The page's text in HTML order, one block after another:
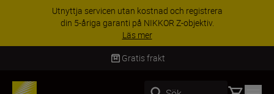
Utnyttja servicen utan kostnad och registrera
din 5-åriga garanti på NIKKOR Z-objektiv.
Gratis frakt